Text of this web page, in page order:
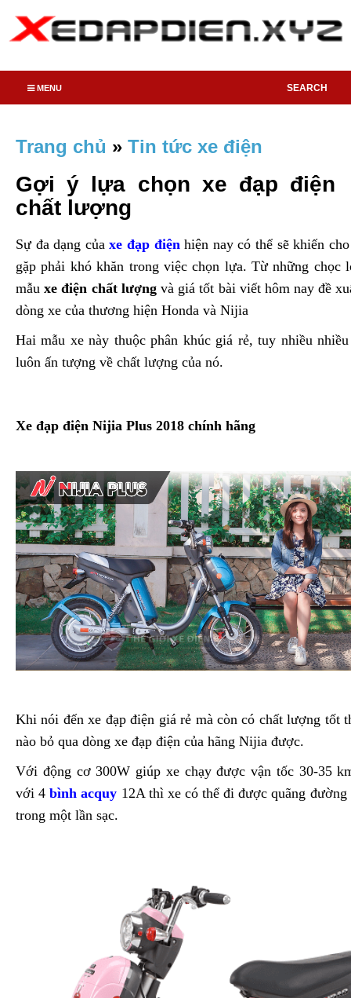
SEARCH
MENU
Trang chủ » Tin tức xe điện
Gợi ý lựa chọn xe đạp điện
chất lượng
Sự đa dạng củaxe đạp điệnhiện nay có thể sẽ khiến
gặp phải khó khăn trong việc chọn lựa. Từ những chọc
mẫuxe điện chất lượngvà giá tốt bài viết hôm nay đề
dòng xe của thương hiện Honda và Nijia
Hai mẫu xe này thuộc phân khúc giá rẻ, tuy nhiều
luôn ấn tượng về chất lượng của nó.
Xe đạp điện Nijia Plus 2018 chính hãng
Khi nói đến xe đạp điện giá rẻ mà còn có chất lượng tốt
nào bỏ qua dòng xe đạp điện của hãng Nijia được.
Với động cơ 300W giúp xe chạy được vận tốc 30-35
với 4bình acquy 12A thì xe có thể đi được quãng
trong một lần sạc.